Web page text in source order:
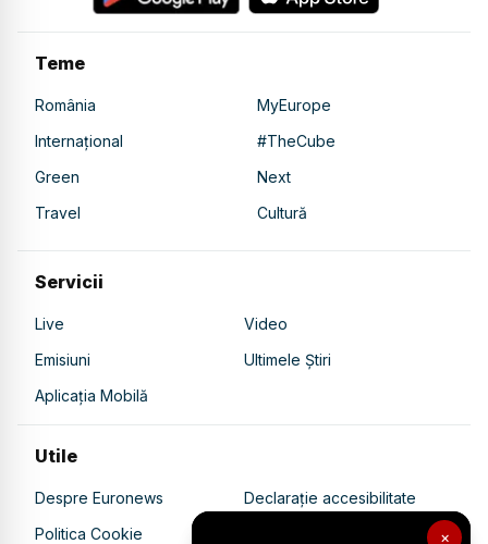
×
Teme
România
MyEurope
Internațional
#TheCube
Green
Next
Travel
Cultură
Servicii
Live
Video
Emisiuni
Ultimele Știri
Aplicația Mobilă
Utile
Despre Euronews
Declarație accesibilitate
Politica Cookie
Politica de confidențialitate